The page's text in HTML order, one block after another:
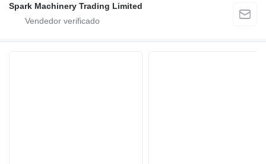
Spark Machinery Trading Limited